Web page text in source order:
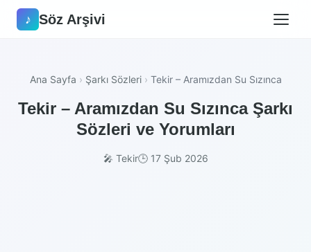
♪ Söz Arşivi
Ana Sayfa › Şarkı Sözleri › Tekir – Aramızdan Su Sızınca
Tekir – Aramızdan Su Sızınca Şarkı
Sözleri ve Yorumları
🎤 Tekir🕒 17 Şub 2026